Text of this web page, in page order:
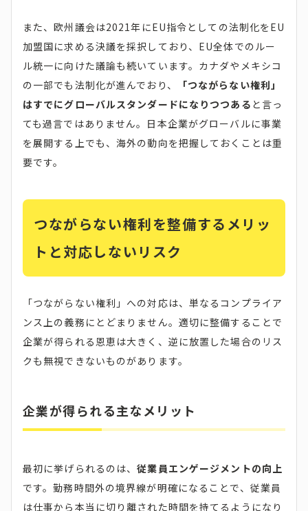
また、欧州議会は2021年にEU指令としての法制化をEU
加盟国に求める決議を採択しており、EU全体でのルー
ル統一に向けた議論も続いています。カナダやメキシコ
の一部でも法制化が進んでおり、
「つながらない権利」
はすでにグローバルスタンダードになりつつある と言っ
ても過言ではありません。日本企業がグローバルに事業
を展開する上でも、海外の動向を把握しておくことは重
要です。
つながらない権利を整備するメリッ
トと対応しないリスク
「つながらない権利」への対応は、単なるコンプライア
ンス上の義務にとどまりません。適切に整備することで
企業が得られる恩恵は大きく、逆に放置した場合のリス
クも無視できないものがあります。
企業が得られる主なメリット
最初に挙げられるのは、従業員エンゲージメントの向上
です。勤務時間外の境界線が明確になることで、従業員
は仕事から本当に切り離された時間を持てるようになり